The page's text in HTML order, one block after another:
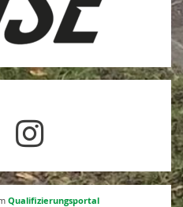
Qualifizierungsportal